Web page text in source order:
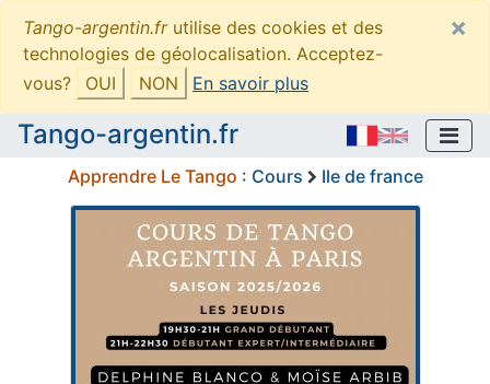
Tango-argentin.frutilise des cookies et des
technologies de géolocalisation. Acceptez-
vous?
OUI NON En savoir plus
×
Tango-argentin.fr
Apprendre Le Tango : Cours Ile de france